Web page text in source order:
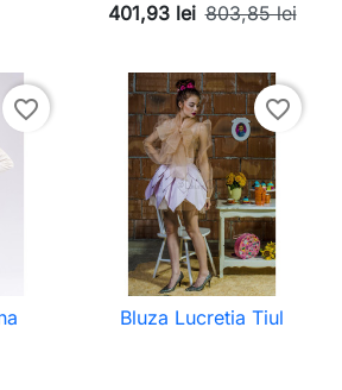
401,93 lei 803,85 lei
favorite_border favorite_border
Bluza Lucretia Tiul